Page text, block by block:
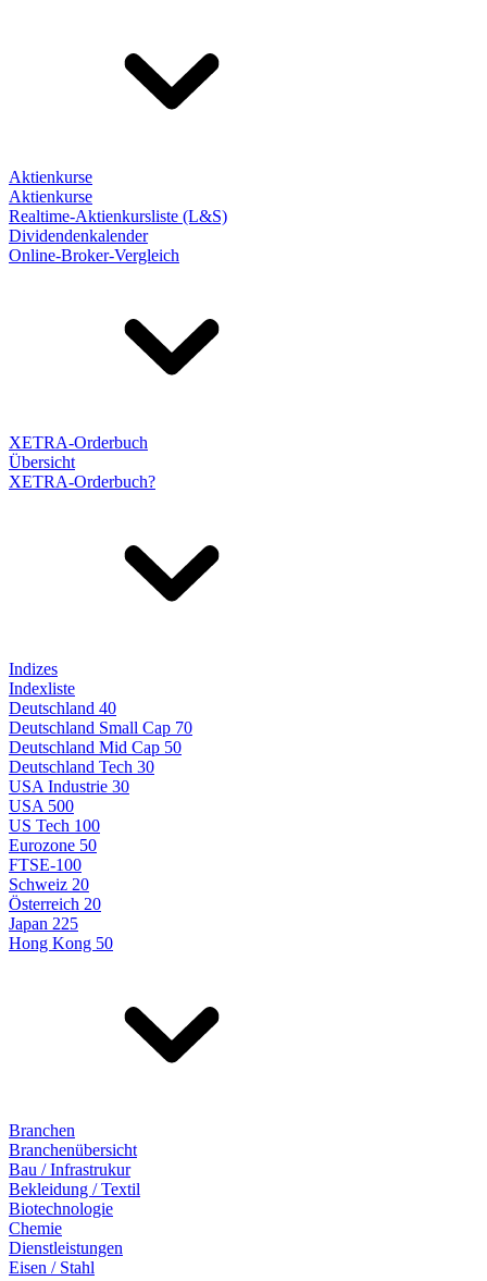
Aktienkurse
Aktienkurse
Realtime-Aktienkursliste (L&S)
Dividendenkalender
Online-Broker-Vergleich
XETRA-Orderbuch
Übersicht
XETRA-Orderbuch?
Indizes
Indexliste
Deutschland 40
Deutschland Small Cap 70
Deutschland Mid Cap 50
Deutschland Tech 30
USA Industrie 30
USA 500
US Tech 100
Eurozone 50
FTSE-100
Schweiz 20
Österreich 20
Japan 225
Hong Kong 50
Branchen
Branchenübersicht
Bau / Infrastrukur
Bekleidung / Textil
Biotechnologie
Chemie
Dienstleistungen
Eisen / Stahl